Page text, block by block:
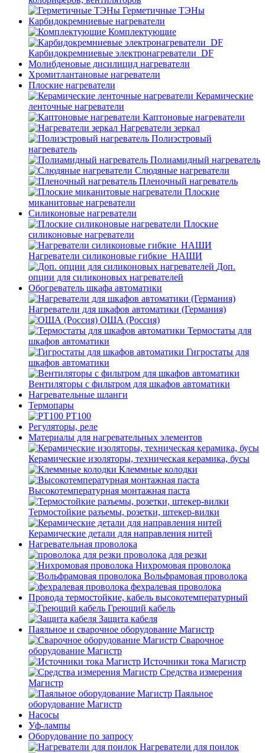
Герметичные ТЭНы
Карбидокремниевые нагреватели
Комплектующие
Карбидокремниевые электронагреватели_DF
Молибденовые дисилицид нагреватели
Хромитлантановые нагреватели
Плоские нагреватели
Керамические
ленточные нагреватели
Каптоновые нагреватели
Нагреватели зеркал
Полиэстровый
нагреватель
Полиамидный нагреватель
Слюдяные нагреватели
Пленочный нагреватель
Плоские
миканитовые нагреватели
Силиконовые нагреватели
Плоские
силиконовые нагреватели
Нагреватели силиконовые гибкие_НАШИ
Доп.
опции для силиконовых нагревателей
Обогреватель шкафа автоматики
Нагреватели для шкафов автоматики (Германия)
ОША (Россия)
Термостаты для
шкафов автоматики
Гигростаты для
шкафов автоматики
Вентиляторы с фильтром для шкафов автоматики
Нагревательные шланги
Термопары
PT100
Регуляторы, реле
Материалы для нагревательных элементов
Керамические изоляторы, техническая керамика, бусы
Клеммные колодки
Высокотемпературная монтажная паста
Термостойкие разъемы, розетки, штекер-вилки
Керамические детали для направления нитей
Нагревательная проволока
проволока для резки
Нихромовая проволока
Вольфрамовая проволока
фехралевая проволока
Провода термостойкие, кабель высокотемпературный
Греющий кабель
Защита кабеля
Паяльное и сварочное оборудование Магистр
Сварочное
оборудование Магистр
Источники тока Магистр
Средства измерения
Магистр
Паяльное
оборудование Магистр
Насосы
Уф-лампы
Оборудование по запросу
Нагреватели для поилок